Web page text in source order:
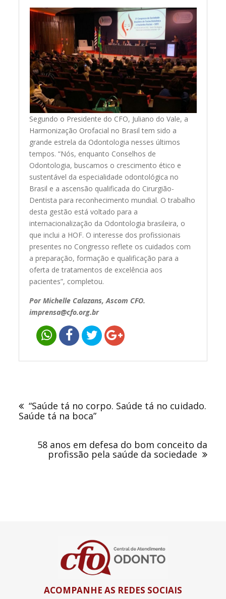
Segundo o Presidente do CFO, Juliano do Vale, a
Harmonização Orofacial no Brasil tem sido a
grande estrela da Odontologia nesses últimos
tempos. “Nós, enquanto Conselhos de
Odontologia, buscamos o crescimento ético e
sustentável da especialidade odontológica no
Brasil e a ascensão qualificada do Cirurgião-
Dentista para reconhecimento mundial. O trabalho
desta gestão está voltado para a
internacionalização da Odontologia brasileira, o
que inclui a HOF. O interesse dos profissionais
presentes no Congresso reflete os cuidados com
a preparação, formação e qualificação para a
oferta de tratamentos de excelência aos
pacientes”, completou.
Por Michelle Calazans, Ascom CFO.
imprensa@cfo.org.br
Post
“Saúde tá no corpo. Saúde tá no cuidado.
Saúde tá na boca”
58 anos em defesa do bom conceito da
profissão pela saúde da sociedade
ACOMPANHE AS REDES SOCIAIS